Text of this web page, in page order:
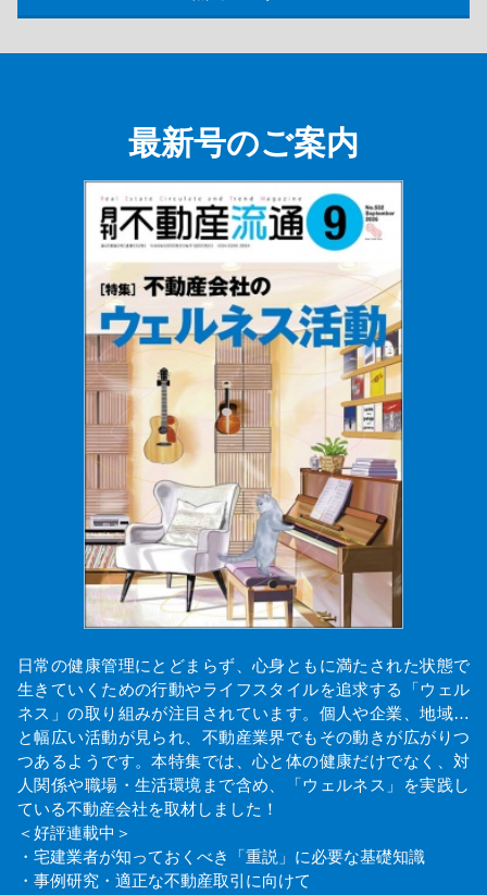
最新号のご案内
日常の健康管理にとどまらず、心身ともに満たされた状態で
生きていくための行動やライフスタイルを追求する「ウェル
ネス」の取り組みが注目されています。個人や企業、地域…
と幅広い活動が見られ、不動産業界でもその動きが広がりつ
つあるようです。本特集では、心と体の健康だけでなく、対
人関係や職場・生活環境まで含め、「ウェルネス」を実践し
ている不動産会社を取材しました！
＜好評連載中＞
・宅建業者が知っておくべき「重説」に必要な基礎知識
・事例研究・適正な不動産取引に向けて